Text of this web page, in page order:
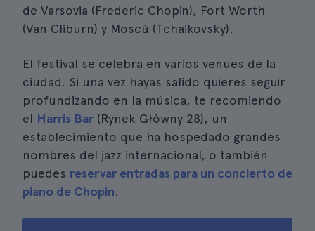
de Varsovia (Frederic Chopin), Fort Worth
(Van Cliburn) y Moscú (Tchaikovsky).
El festival se celebra en varios venues de la
ciudad. Si una vez hayas salido quieres seguir
profundizando en la música, te recomiendo
el Harris Bar (Rynek Główny 28), un
establecimiento que ha hospedado grandes
nombres del jazz internacional, o también
puedes reservar entradas para un concierto de
piano de Chopin.